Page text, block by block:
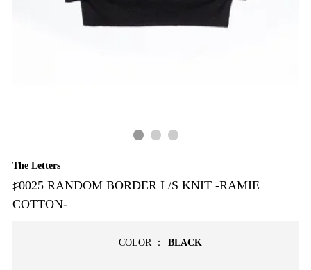
The Letters
♯0025 RANDOM BORDER L/S KNIT -RAMIE
COTTON-
COLOR ： BLACK